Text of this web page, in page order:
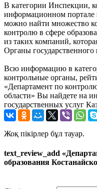
В категории Инспекции,
информационном портале
можно найти множество
контролю в сфере
из таких компаний,
Органы государственного
Всю информацию в
контрольные органы,
«Департамент по
области» Вы найдете на
государственных услуг
Жоқ пікірлер бұл тауар.
text_review_add
образования